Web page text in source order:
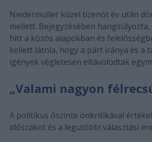
Niedermüller közel tizenöt év után
mellett. Bejegyzésében
hitt a közös alapokban és
kellett látnia, hogy a párt iránya és a
igények végletesen eltávolodtak
„Valami nagyon
A politikus őszinte önkritikával
időszakot és a legutóbbi választási